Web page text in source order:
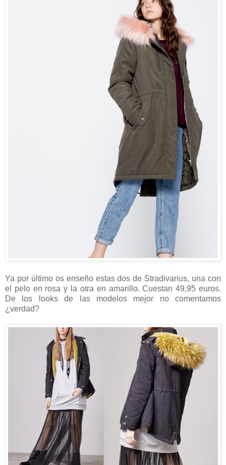
Ya por último os enseño estas dos de Stradivarius, una con
el pelo en rosa y la otra en amarillo. Cuestan 49,95 euros.
De los looks de las modelos mejor no comentamos
¿verdad?